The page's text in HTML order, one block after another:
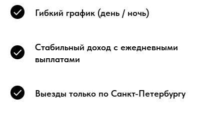
Гибкий график (день / ночь)
Стабильный доход с ежедневными
выплатами
Выезды только по Санкт-Петербургу